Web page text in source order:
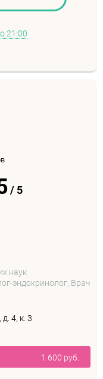
21:00
/5
наук
эндокринолог, Врач
4, к. 3
1 600 руб.